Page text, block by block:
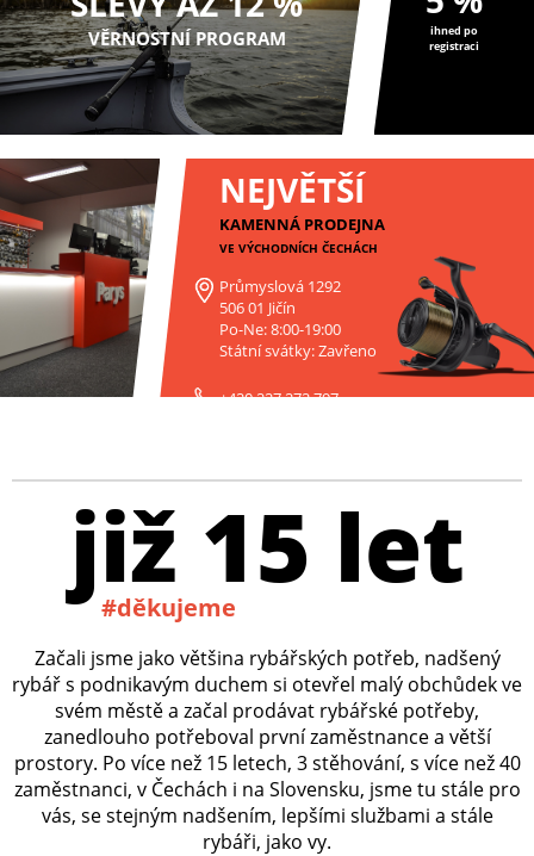
VĚRNOSTNÍ PROGRAM
ihned po
registraci
NEJVĚTŠÍ
KAMENNÁ PRODEJNA
VE VÝCHODNÍCH ČECHÁCH
Průmyslová 1292
506 01 Jičín
Po-Ne: 8:00-19:00
Státní svátky: Zavřeno
+420 227 272 797
již 15 let
#děkujeme
Začali jsme jako většina rybářských potřeb, nadšený
rybář s podnikavým duchem si otevřel malý obchůdek ve
svém městě a začal prodávat rybářské potřeby,
zanedlouho potřeboval první zaměstnance a větší
prostory. Po více než 15 letech, 3 stěhování, s více než 40
zaměstnanci, v Čechách i na Slovensku, jsme tu stále pro
vás, se stejným nadšením, lepšími službami a stále
rybáři, jako vy.